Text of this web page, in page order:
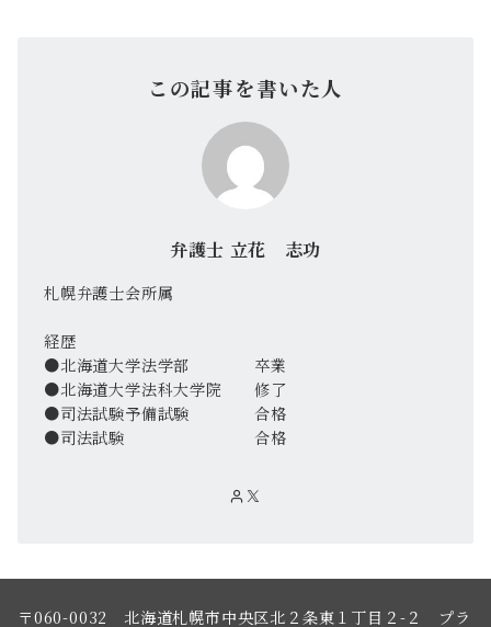
この記事を書いた人
弁護士 立花 志功
札幌弁護士会所属
経歴
●北海道大学法学部 卒業
●北海道大学法科大学院 修了
●司法試験予備試験 合格
●司法試験 合格
〒060-0032 北海道札幌市中央区北２条東１丁目２-２ プラ